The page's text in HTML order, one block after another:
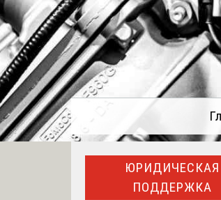
ЮРИДИЧЕСКАЯ
ПОДДЕРЖКА